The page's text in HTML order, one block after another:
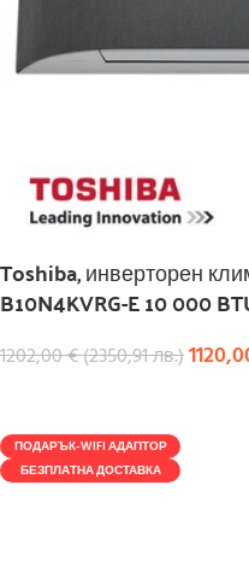
Toshiba, инверторен
B10N4KVRG-E 10 000
1202,00€(2350,91лв.)
ПОДАРЪК-WIFI АДАПТОР
БЕЗПЛАТНА ДОСТАВКА